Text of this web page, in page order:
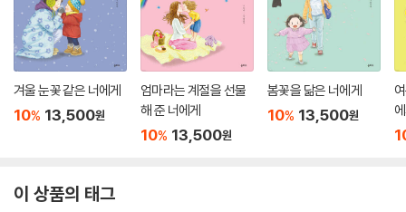
겨울 눈꽃 같은 너에게
10% 13,500원
엄마라는 계절을 선물
해 준 너에게
10% 13,500원
봄꽃을 닮은 너에게
10% 13,500원
이 상품의 태그